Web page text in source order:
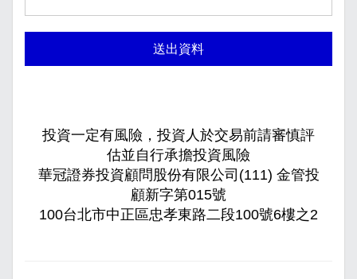
送出資料
投資一定有風險，投資人於交易前請審慎評
估並自行承擔投資風險
華冠證券投資顧問股份有限公司(111) 金管投
顧新字第015號
100台北市中正區忠孝東路二段100號6樓之2